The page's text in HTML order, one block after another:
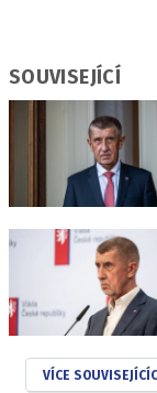
SOUVISEJÍCÍ
VÍCE